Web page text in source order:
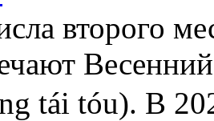
второго
tái tóu). В